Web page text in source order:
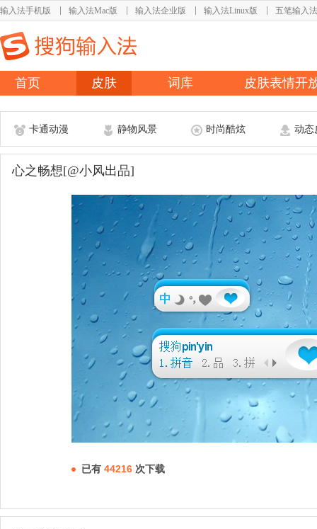
输入法手机版 输入法Mac版 输入法企业版 输入法Linux版 五笔输入法
首页 皮肤 词库 皮肤表情开
卡通动漫 静物风景 时尚酷炫 动态
心之畅想[@小风出品]
已有 44216 次下载